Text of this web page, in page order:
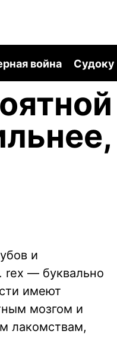
война Судоку
и
rex — буквально
имеют
мозгом и
лакомствам,